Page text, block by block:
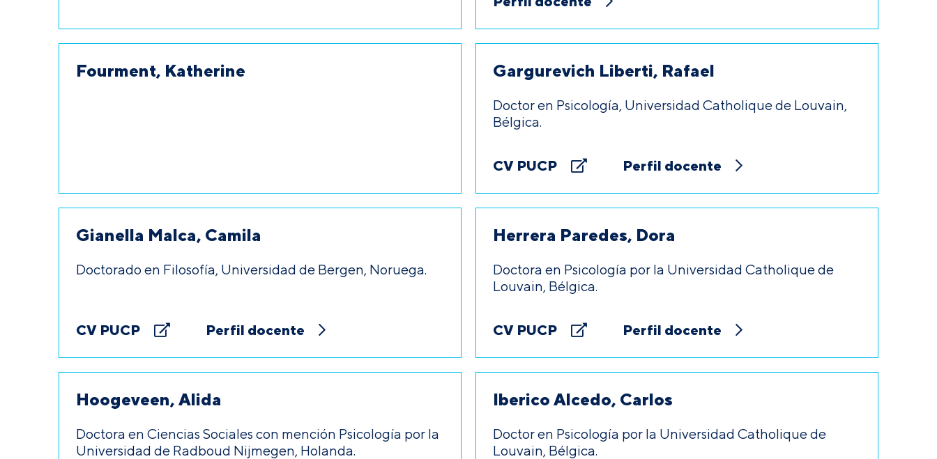
Fourment, Katherine Gargurevich Liberti, Rafael
Doctor en Psicología, Universidad Catholique de Louvain,
Bélgica.
CV PUCP Perfil docente
Gianella Malca, Camila
Doctorado en Filosofía, Universidad de Bergen, Noruega.
CV PUCP Perfil docente
Herrera Paredes, Dora
Doctora en Psicología por la Universidad Catholique de
Louvain, Bélgica.
CV PUCP Perfil docente
Hoogeveen, Alida
Doctora en Ciencias Sociales con mención Psicología por la
Universidad de Radboud Nijmegen, Holanda.
Iberico Alcedo, Carlos
Doctor en Psicología por la Universidad Catholique de
Louvain, Bélgica.